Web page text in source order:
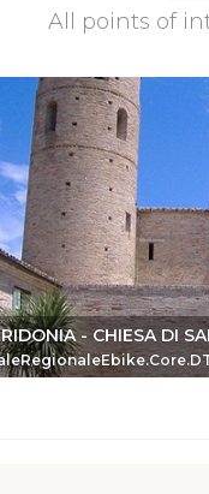
All points of
- CHIESA DI